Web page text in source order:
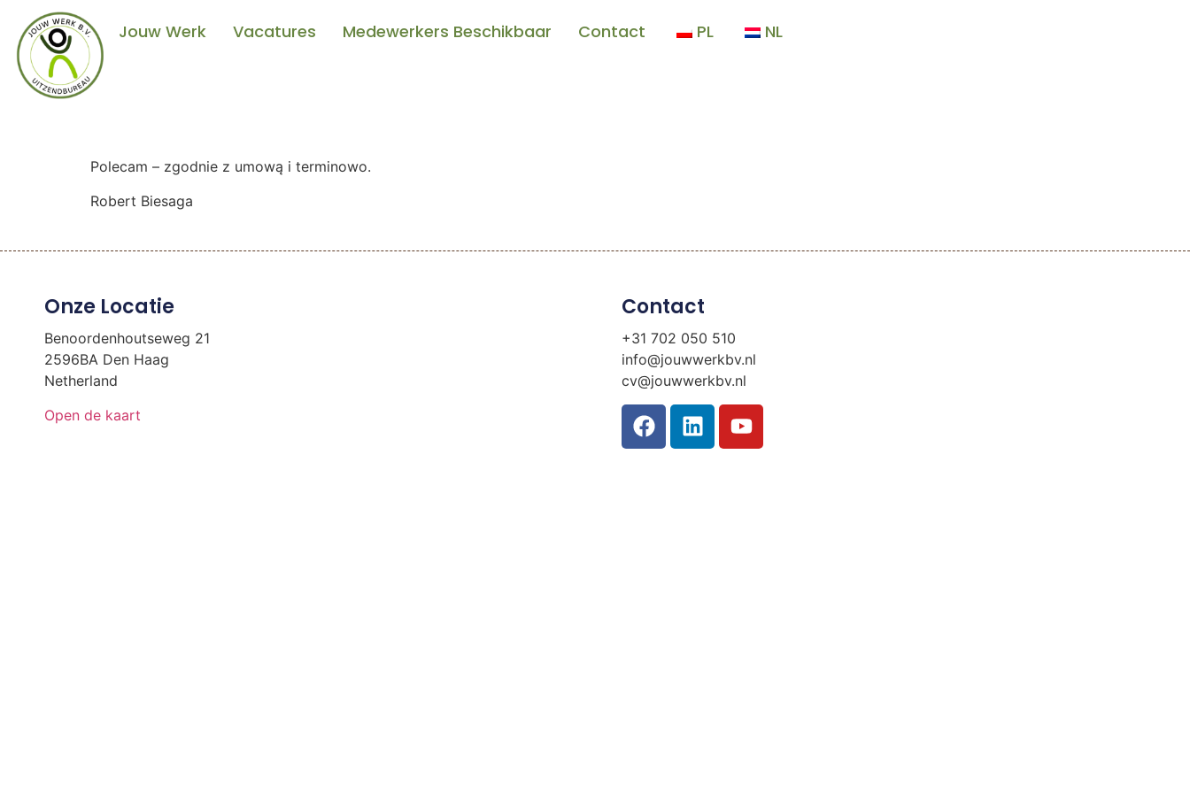
Jouw Werk Vacatures Medewerkers Beschikbaar Contact PL NL
Polecam – zgodnie z umową i terminowo.
Robert Biesaga
Onze Locatie
Benoordenhoutseweg 21
2596BA Den Haag
Netherland
Open de kaart
Contact
+31 702 050 510
info@jouwwerkbv.nl
cv@jouwwerkbv.nl